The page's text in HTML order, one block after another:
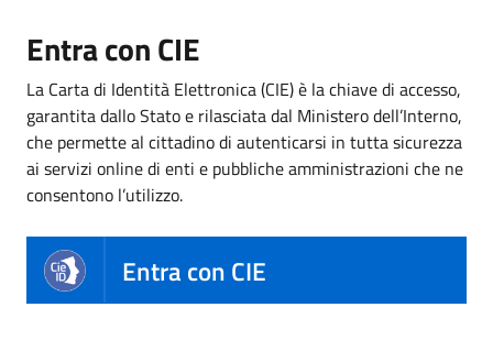
Entra con CIE
La Carta di Identità Elettronica (CIE) è la chiave di accesso,
garantita dallo Stato e rilasciata dal Ministero dell’Interno,
che permette al cittadino di autenticarsi in tutta sicurezza
ai servizi online di enti e pubbliche amministrazioni che ne
consentono l’utilizzo.
Entra con CIE